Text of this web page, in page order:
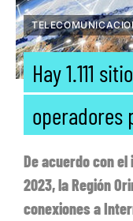
Hay 1.111
operadores
De acuerdo con
2023, la Región
conexiones a